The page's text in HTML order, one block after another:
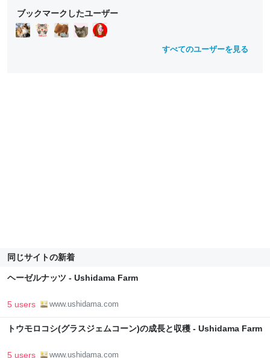
ll
o
w
ll
o
w
ブックマークしたユーザー
すべてのユーザーを見る
同じサイトの新着
ヘーゼルナッツ - Ushidama Farm
5 users www.ushidama.com
トウモロコシ(グラスジェムコーン)の成長と収穫 - Ushidama Farm
5 users www.ushidama.com